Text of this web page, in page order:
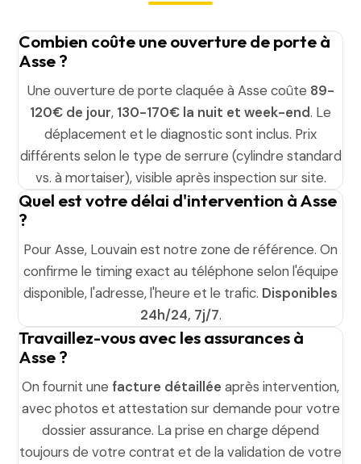
Combien coûte une ouverture de porte à
Asse ?
Une ouverture de porte claquée à Asse coûte 89-
120€ de jour, 130-170€ la nuit et week-end. Le
déplacement et le diagnostic sont inclus. Prix
différents selon le type de serrure (cylindre standard
vs. à mortaiser), visible après inspection sur site.
Quel est votre délai d'intervention à Asse
?
Pour Asse, Louvain est notre zone de référence. On
confirme le timing exact au téléphone selon l'équipe
disponible, l'adresse, l'heure et le trafic. Disponibles
24h/24, 7j/7.
Travaillez-vous avec les assurances à
Asse ?
On fournit une facture détaillée après intervention,
avec photos et attestation sur demande pour votre
dossier assurance. La prise en charge dépend
toujours de votre contrat et de la validation de votre